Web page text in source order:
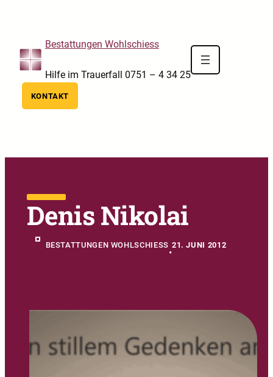
Bestattungen Wohlschiess
Hilfe im Trauerfall 0751 – 4 34 25
KONTAKT
Denis Nikolai
BESTATTUNGEN WOHLSCHIESS
•
21. JUNI 2012